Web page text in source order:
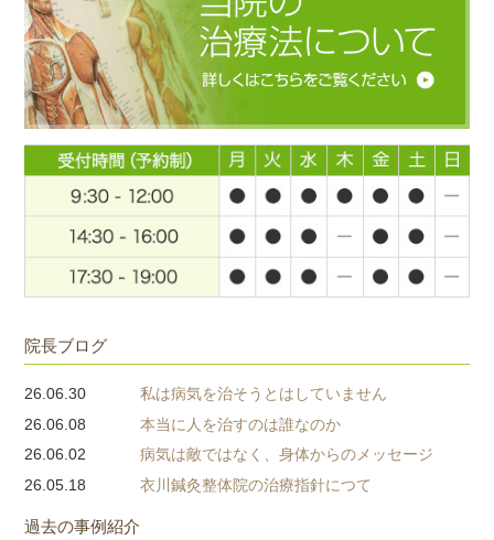
院長ブログ
26.06.30
私は病気を治そうとはしていません
26.06.08
本当に人を治すのは誰なのか
26.06.02
病気は敵ではなく、身体からのメッセージ
26.05.18
衣川鍼灸整体院の治療指針につて
過去の事例紹介